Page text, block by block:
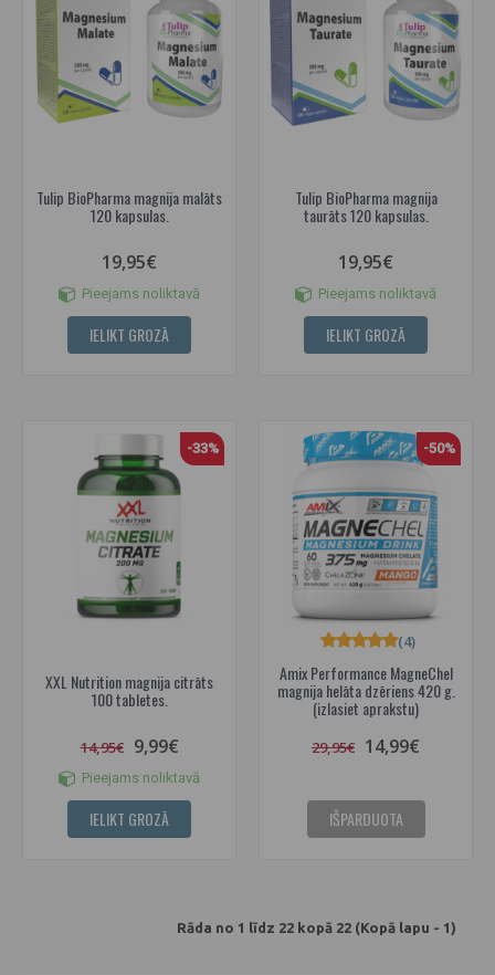
Tulip BioPharma magnija malāts
120 kapsulas.
19,95€
Pieejams noliktavā
IELIKT GROZĀ
Tulip BioPharma magnija
taurāts 120 kapsulas.
19,95€
Pieejams noliktavā
IELIKT GROZĀ
-33%
XXL Nutrition magnija citrāts
100 tabletes.
14,95€ 9,99€
Pieejams noliktavā
IELIKT GROZĀ
-50%
Amix Performance MagneChel
magnija helāta dzēriens 420 g.
(izlasiet aprakstu)
(4)
29,95€ 14,99€
IŠPARDUOTA
Rāda no 1 līdz 22 kopā 22 (Kopā lapu - 1)